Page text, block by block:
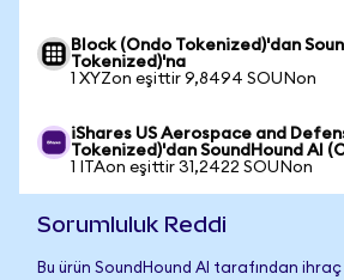
Block (Ondo Tokenized)'dan
Tokenized)'na
1 XYZon eşittir 9,8494 SOUNon
iShares US Aerospace and
Tokenized)'dan SoundHound AI
1 ITAon eşittir 31,2422 SOUNon
Sorumluluk Reddi
Bu ürün SoundHound AI tarafından ihraç